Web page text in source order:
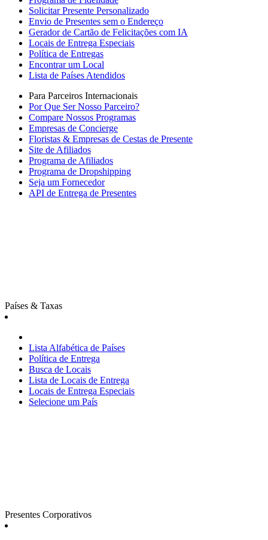
Solicitar Presente Personalizado
Envio de Presentes sem o Endereço
Gerador de Cartão de Felicitações com IA
Locais de Entrega Especiais
Política de Entregas
Encontrar um Local
Lista de Países Atendidos
Para Parceiros Internacionais
Por Que Ser Nosso Parceiro?
Compare Nossos Programas
Empresas de Concierge
Floristas & Empresas de Cestas de Presente
Site de Afiliados
Programa de Afiliados
Programa de Dropshipping
Seja um Fornecedor
API de Entrega de Presentes
Países & Taxas
Lista Alfabética de Países
Política de Entrega
Busca de Locais
Lista de Locais de Entrega
Locais de Entrega Especiais
Selecione um País
Presentes Corporativos